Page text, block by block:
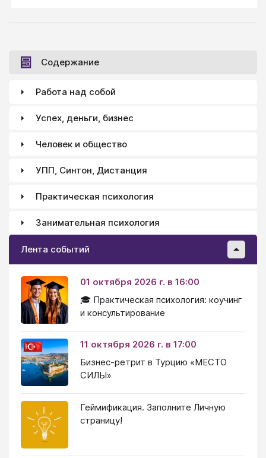
Содержание
Работа над собой
Успех, деньги, бизнес
Человек и общество
УПП, Синтон, Дистанция
Практическая психология
Занимательная психология
Лента событий
01 октября 2026 г. в 16:00
🎓 Практическая психология: коучинг
и консультирование
11 октября 2026 г. в 17:00
Бизнес-ретрит в Турцию «МЕСТО
СИЛЫ»
Геймификация. Заполните Личную
страницу!